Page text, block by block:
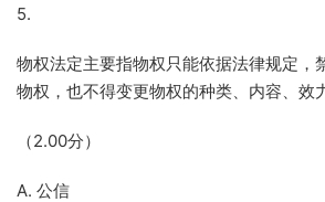
5.
物权法定主要指物权只能依据法律规定，
物权，也不得变更物权的种类、内容、效
（2.00分）
A. 公信